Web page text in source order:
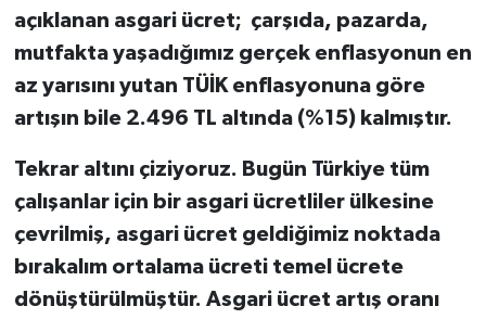
açıklanan asgari ücret; çarşıda, pazarda,
mutfakta yaşadığımız gerçek enflasyonun en
az yarısını yutan TÜİK enflasyonuna göre
artışın bile 2.496 TL altında (%15) kalmıştır.
Tekrar altını çiziyoruz. Bugün Türkiye tüm
çalışanlar için bir asgari ücretliler ülkesine
çevrilmiş, asgari ücret geldiğimiz noktada
bırakalım ortalama ücreti temel ücrete
dönüştürülmüştür. Asgari ücret artış oranı